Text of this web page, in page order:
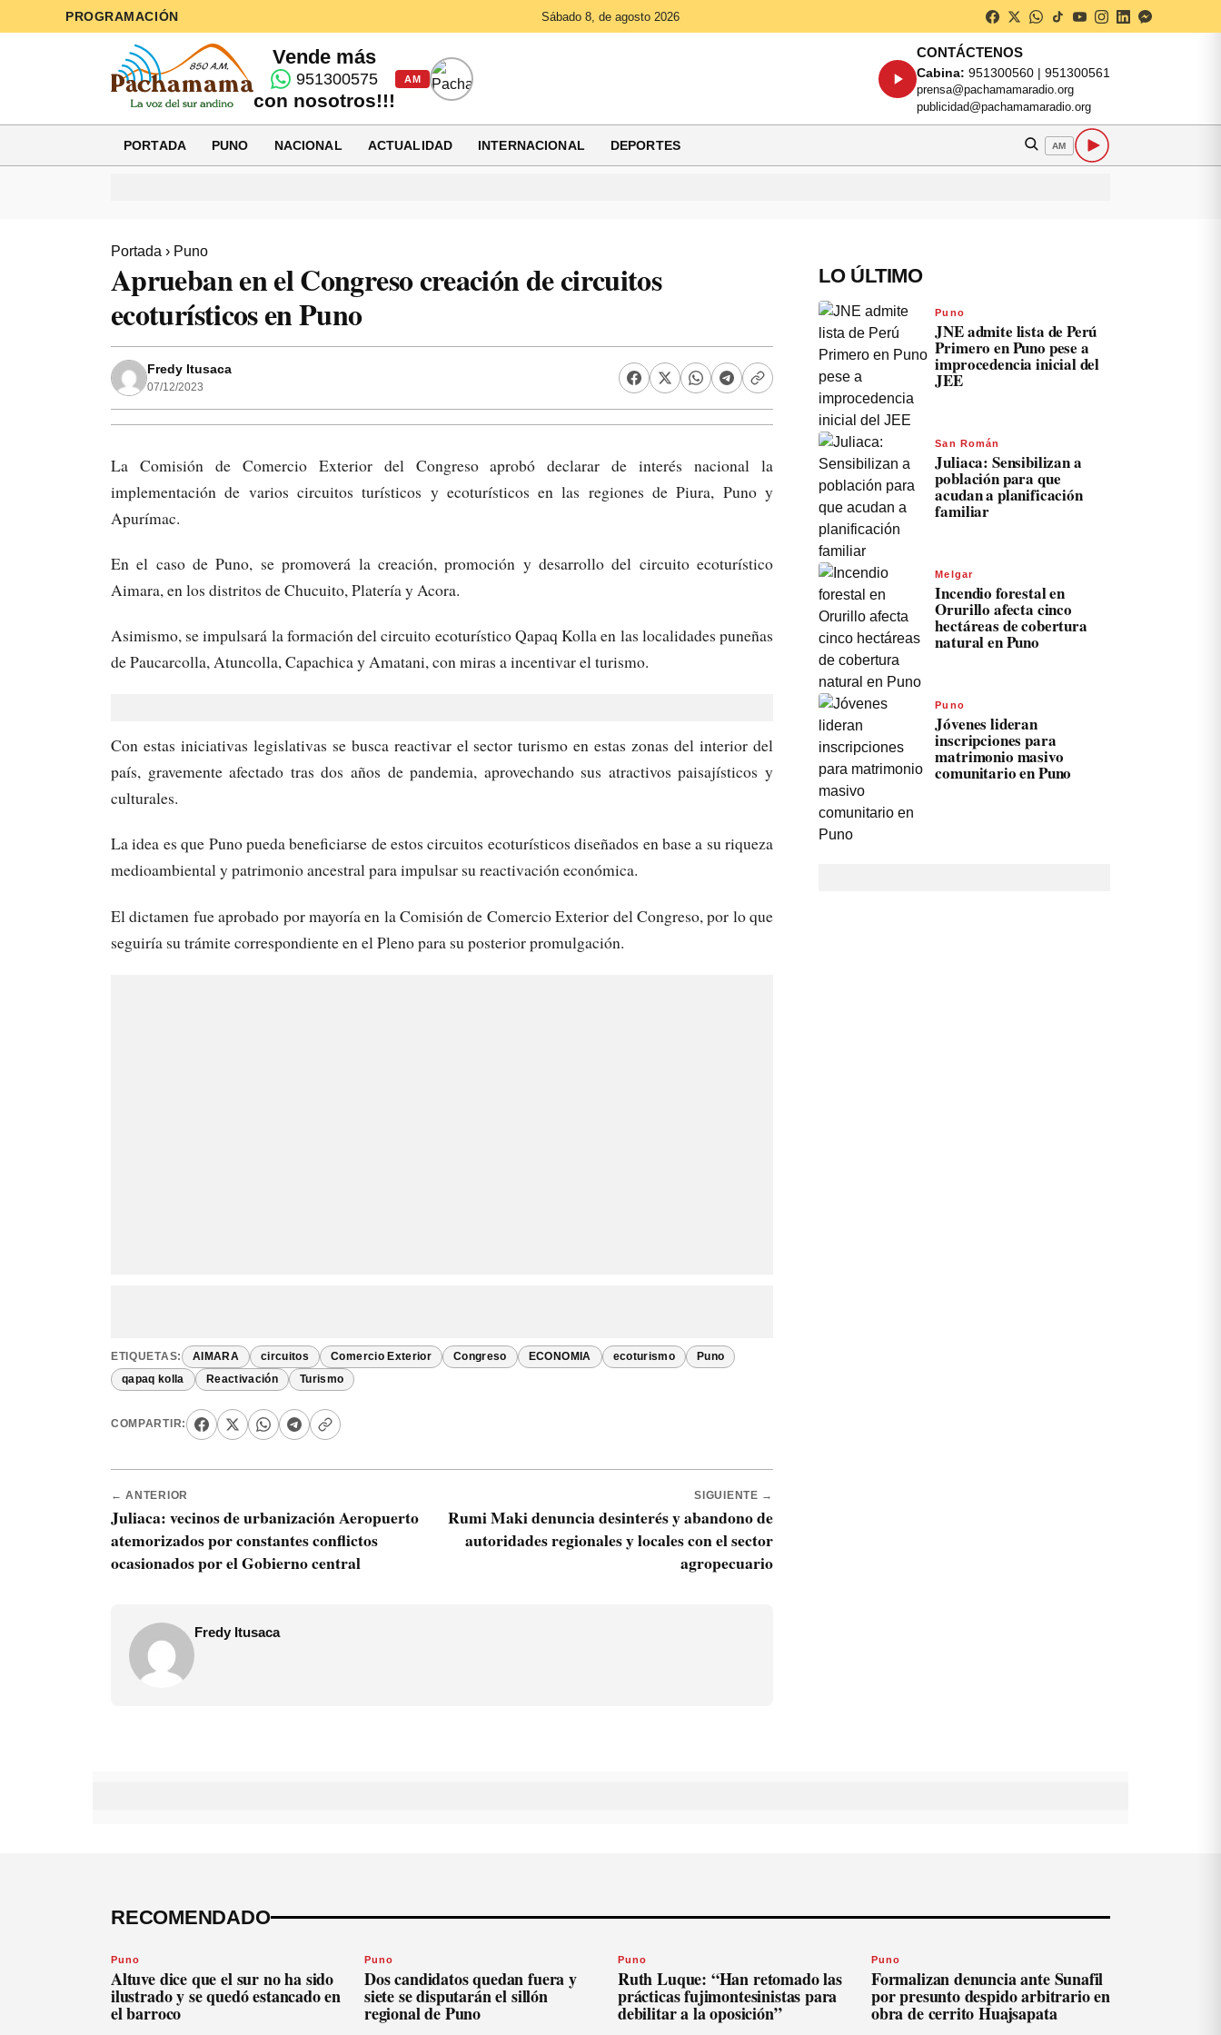
PROGRAMACIÓN Sábado 8, de agosto 2026
Vende más
951300575
con nosotros!!!
AM
CONTÁCTENOS
Cabina: 951300560 | 951300561
prensa@pachamamaradio.org
publicidad@pachamamaradio.org
PORTADA PUNO NACIONAL ACTUALIDAD INTERNACIONAL DEPORTES AM
Portada › Puno
Aprueban en el Congreso creación de circuitos
ecoturísticos en Puno
Fredy Itusaca
07/12/2023
La Comisión de Comercio Exterior del Congreso aprobó declarar de interés nacional la
implementación de varios circuitos turísticos y ecoturísticos en las regiones de Piura, Puno y
Apurímac.
En el caso de Puno, se promoverá la creación, promoción y desarrollo del circuito ecoturístico
Aimara, en los distritos de Chucuito, Platería y Acora.
Asimismo, se impulsará la formación del circuito ecoturístico Qapaq Kolla en las localidades puneñas
de Paucarcolla, Atuncolla, Capachica y Amatani, con miras a incentivar el turismo.
Con estas iniciativas legislativas se busca reactivar el sector turismo en estas zonas del interior del
país, gravemente afectado tras dos años de pandemia, aprovechando sus atractivos paisajísticos y
culturales.
La idea es que Puno pueda beneficiarse de estos circuitos ecoturísticos diseñados en base a su riqueza
medioambiental y patrimonio ancestral para impulsar su reactivación económica.
El dictamen fue aprobado por mayoría en la Comisión de Comercio Exterior del Congreso, por lo que
seguiría su trámite correspondiente en el Pleno para su posterior promulgación.
ETIQUETAS: AIMARA circuitos Comercio Exterior Congreso ECONOMIA ecoturismo Puno
qapaq kolla Reactivación Turismo
COMPARTIR:
← ANTERIOR
Juliaca: vecinos de urbanización Aeropuerto
atemorizados por constantes conflictos
ocasionados por el Gobierno central
SIGUIENTE →
Rumi Maki denuncia desinterés y abandono de
autoridades regionales y locales con el sector
agropecuario
Fredy Itusaca
LO ÚLTIMO
Puno
JNE admite lista de Perú
Primero en Puno pese a
improcedencia inicial del
JEE
San Román
Juliaca: Sensibilizan a
población para que
acudan a planificación
familiar
Melgar
Incendio forestal en
Orurillo afecta cinco
hectáreas de cobertura
natural en Puno
Puno
Jóvenes lideran
inscripciones para
matrimonio masivo
comunitario en Puno
RECOMENDADO
Puno
Altuve dice que el sur no ha sido
ilustrado y se quedó estancado en
el barroco
Puno
Dos candidatos quedan fuera y
siete se disputarán el sillón
regional de Puno
Puno
Ruth Luque: “Han retomado las
prácticas fujimontesinistas para
debilitar a la oposición”
Puno
Formalizan denuncia ante Sunafil
por presunto despido arbitrario en
obra de cerrito Huajsapata